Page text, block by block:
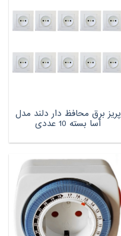
پریز برق محافظ دار دلند مدل
آسا بسته 10 عددی